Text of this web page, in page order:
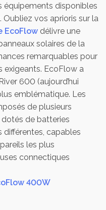
équipements disponibles
vos aprioris sur la
EcoFlow délivre une
solaires de la
remarquables pour
exigeants. EcoFlow a
600 (aujourd’hui
emblématique. Les
de plusieurs
de batteries
capables
les plus
connectiques
400W